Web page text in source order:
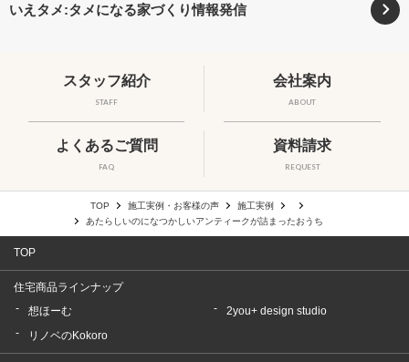
いえタメ:タメになる家づくり情報発信
スタッフ紹介
STAFF
会社案内
ABOUT
よくあるご質問
FAQ
資料請求
REQUEST
TOP 施工実例・お客様の声
施工実例
あたらしいのになつかしいアンティークが詰まったおうち
TOP
住宅商品ラインナップ
想ほーむ
2you+ design studio
リノベのKokoro